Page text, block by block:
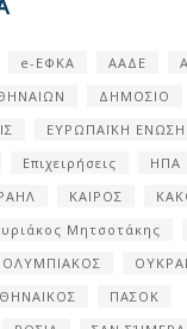
e-ΕΦΚΑ ΑΑΔΕ
ΔΗΜΟΣΙΟ
ΕΥΡΩΠΑΪΚΗ ΕΝΩΣΗ
Επιχειρήσεις
ΗΠΑ
ΚΑΙΡΟΣ
Μητσοτάκης
ΟΛΥΜΠΙΑΚΟΣ
ΠΑΣΟΚ